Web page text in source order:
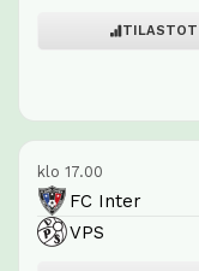
TILASTOT
klo 17.00
FC Inter
VPS